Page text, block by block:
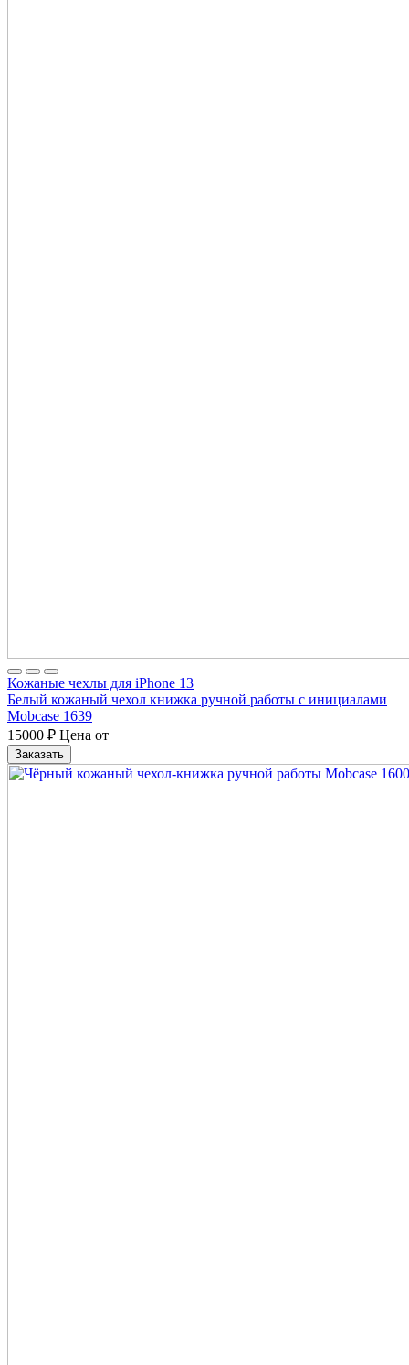
Кожаные чехлы для iPhone 13
Белый кожаный чехол книжка ручной работы с инициалами
Mobcase 1639
15000 ₽ Цена от
Заказать